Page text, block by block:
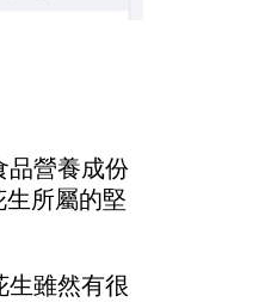
品營養成份
所屬的堅
生雖然有很